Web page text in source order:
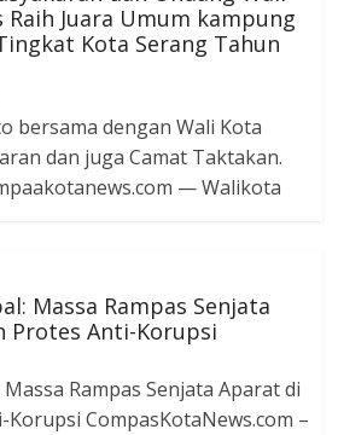
Raih Juara Umum kampung
Kota Serang Tahun
bersama dengan Wali Kota
dan juga Camat Taktakan.
— Walikota
Massa Rampas Senjata
Protes Anti-Korupsi
Rampas Senjata Aparat di
CompasKotaNews.com –